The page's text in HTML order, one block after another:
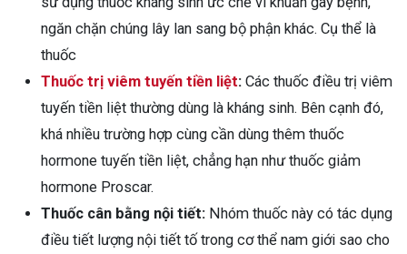
ngăn chặn chúng lây lan sang bộ phận khác. Cụ thể là
thuốc
Thuốc trị viêm tuyến tiền liệt: Các thuốc điều trị viêm
tuyến tiền liệt thường dùng là kháng sinh. Bên cạnh đó,
khá nhiều trường hợp cùng cần dùng thêm thuốc
hormone tuyến tiền liệt, chẳng hạn như thuốc giảm
hormone Proscar.
Thuốc cân bằng nội tiết: Nhóm thuốc này có tác dụng
điều tiết lượng nội tiết tố trong cơ thể nam giới sao cho